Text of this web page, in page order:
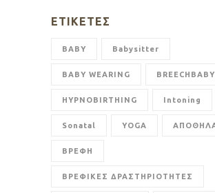
ΕΤΙΚΈΤΕΣ
BABY Babysitter
BABY WEARING BREECHBABY
HYPNOBIRTHING Intoning
Sonatal YOGA
ΒΡΕΦΗ
ΒΡΕΦΙΚΕΣ ΔΡΑΣΤΗΡΙΟΤΗΤΕΣ